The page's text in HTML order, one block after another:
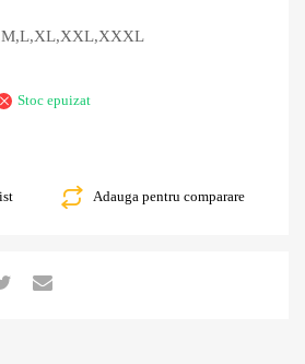
Stoc epuizat
Adauga pentru comparare